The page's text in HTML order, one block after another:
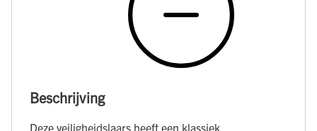
Beschrijving
Deze veiligheidslaars heeft een klassiek